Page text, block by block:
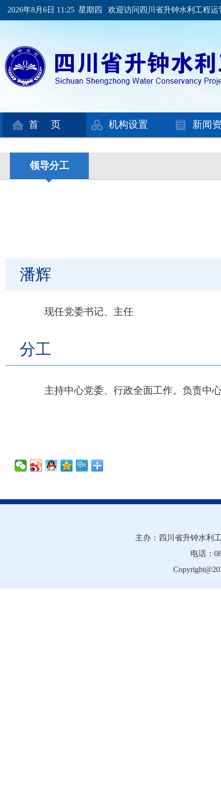
2026年8月6日 11:25 星期四 欢迎访问四川省升钟水利工程运
首 页 机构设置 新闻
领导分工
潘辉
现任党委书记、主任
分工
主持中心党委、行政全面工作。负责中
主办：四川省升钟水
电话：